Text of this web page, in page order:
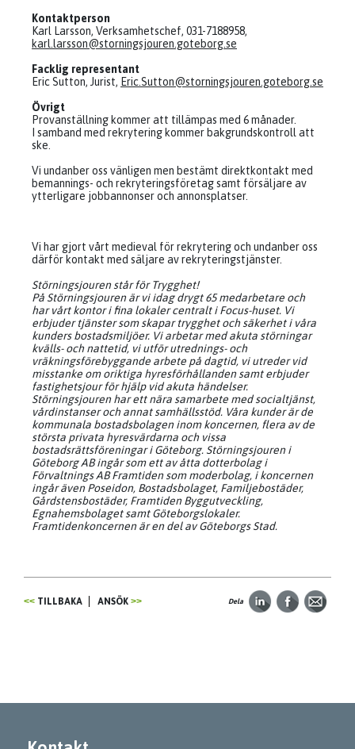
Kontaktperson
Karl Larsson, Verksamhetschef, 031-7188958,
karl.larsson@storningsjouren.goteborg.se
Facklig representant
Eric Sutton, Jurist, Eric.Sutton@storningsjouren.goteborg.se
Övrigt
Provanställning kommer att tillämpas med 6 månader.
I samband med rekrytering kommer bakgrundskontroll att
ske.
Vi undanber oss vänligen men bestämt direktkontakt med
bemannings- och rekryteringsföretag samt försäljare av
ytterligare jobbannonser och annonsplatser.
Vi har gjort vårt medieval för rekrytering och undanber oss
därför kontakt med säljare av rekryteringstjänster.
Störningsjouren står för Trygghet!
På Störningsjouren är vi idag drygt 65 medarbetare och
har vårt kontor i fina lokaler centralt i Focus-huset. Vi
erbjuder tjänster som skapar trygghet och säkerhet i våra
kunders bostadsmiljöer. Vi arbetar med akuta störningar
kvälls- och nattetid, vi utför utrednings- och
vräkningsförebyggande arbete på dagtid, vi utreder vid
misstanke om oriktiga hyresförhållanden samt erbjuder
fastighetsjour för hjälp vid akuta händelser.
Störningsjouren har ett nära samarbete med socialtjänst,
vårdinstanser och annat samhällsstöd. Våra kunder är de
kommunala bostadsbolagen inom koncernen, flera av de
största privata hyresvärdarna och vissa
bostadsrättsföreningar i Göteborg. Störningsjouren i
Göteborg AB ingår som ett av åtta dotterbolag i
Förvaltnings AB Framtiden som moderbolag, i koncernen
ingår även Poseidon, Bostadsbolaget, Familjebostäder,
Gårdstensbostäder, Framtiden Byggutveckling,
Egnahemsbolaget samt Göteborgslokaler.
Framtidenkoncernen är en del av Göteborgs Stad.
TILLBAKA ANSÖK Dela